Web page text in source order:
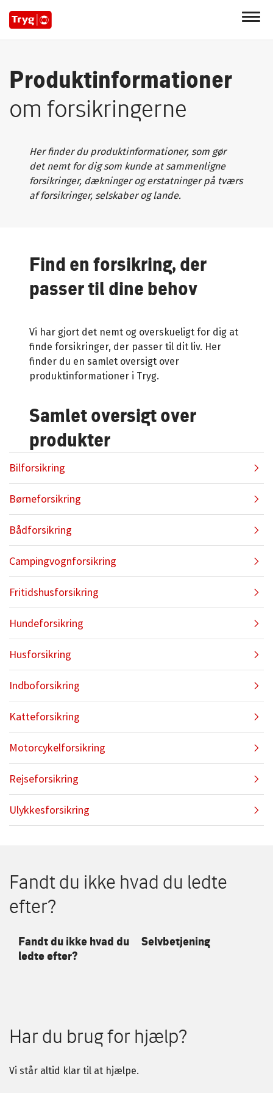
Produktinformationer
om forsikringerne
Her finder du produktinformationer, som gør
det nemt for dig som kunde at sammenligne
forsikringer, dækninger og erstatninger på tværs
af forsikringer, selskaber og lande.
Find en forsikring, der
passer til dine behov
Vi har gjort det nemt og overskueligt for dig at
finde forsikringer, der passer til dit liv. Her
finder du en samlet oversigt over
produktinformationer i Tryg.
Samlet oversigt over
produkter
Bilforsikring
Børneforsikring
Bådforsikring
Campingvognforsikring
Fritidshusforsikring
Hundeforsikring
Husforsikring
Indboforsikring
Katteforsikring
Motorcykelforsikring
Rejseforsikring
Ulykkesforsikring
Fandt du ikke hvad du ledte
efter?
Fandt du ikke hvad du
ledte efter?
Selvbetjening
Har du brug for hjælp?
Vi står altid klar til at hjælpe.